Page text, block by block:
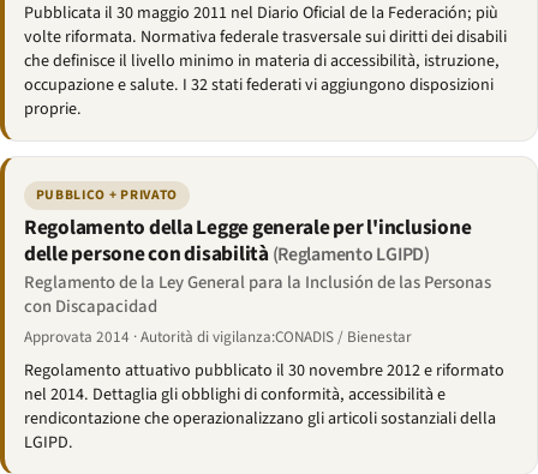
Pubblicata il 30 maggio 2011 nel Diario Oficial de la Federación; più
volte riformata. Normativa federale trasversale sui diritti dei disabili
che definisce il livello minimo in materia di accessibilità, istruzione,
occupazione e salute. I 32 stati federati vi aggiungono disposizioni
proprie.
PUBBLICO + PRIVATO
Regolamento della Legge generale per l'inclusione
delle persone con disabilità (Reglamento LGIPD)
Reglamento de la Ley General para la Inclusión de las Personas
con Discapacidad
Approvata 2014 · Autorità di vigilanza:CONADIS / Bienestar
Regolamento attuativo pubblicato il 30 novembre 2012 e riformato
nel 2014. Dettaglia gli obblighi di conformità, accessibilità e
rendicontazione che operazionalizzano gli articoli sostanziali della
LGIPD.